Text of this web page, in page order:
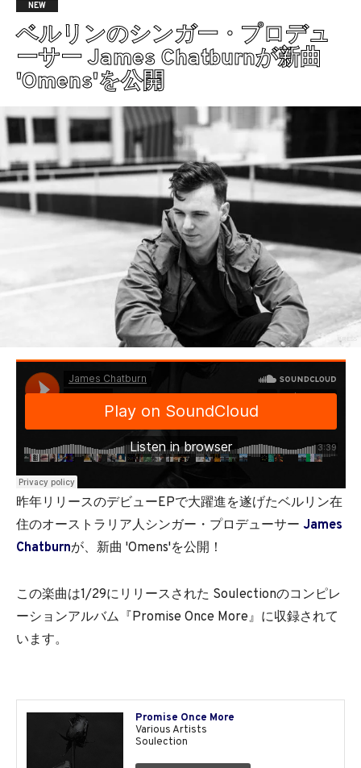
NEW
ベルリンのシンガー・プロデュ
ーサー James Chatburnが新曲
'Omens'を公開
PRESS
昨年リリースのデビューEPで大躍進を遂げたベルリン在
住のオーストラリア人シンガー・プロデューサー James
Chatburnが、新曲 'Omens'を公開！
この楽曲は1/29にリリースされた Soulectionのコンピレ
ーションアルバム『Promise Once More』に収録されて
います。
Promise Once More
Various Artists
Soulection